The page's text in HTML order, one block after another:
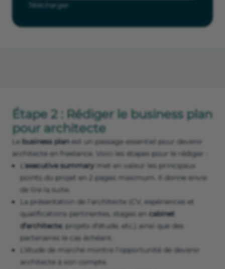
Télécharger
Étape 2 : Rédiger le business plan
pour architecte
Le business planest un passage essentiel pour devenir
architecte en freelance. Voici les étapes pour le rédiger :
executive summary met en valeur les principaux
points du projet en 2 pages maximum. Il donne envie
de lire la suite.
La présentation de l’architecte (CV, expériences et
qualifications pertinentes, stages en cabinet
d’architecte, projets d’étude, etc.) ainsi que des
partenaires le cas échéant.
L’étude de marché montre l’opportunité de devenir
architecte à son compte.